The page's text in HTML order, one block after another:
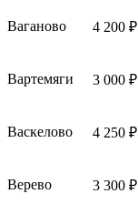
Ваганово 4 200 ₽
Вартемяги 3 000 ₽
Васкелово 4 250 ₽
Верево 3 300 ₽